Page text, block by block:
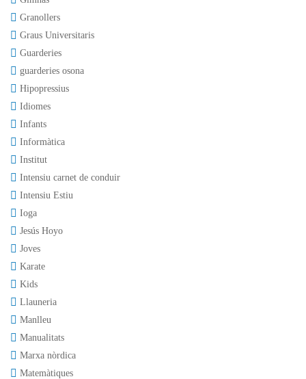
Granollers
Graus Universitaris
Guarderies
guarderies osona
Hipopressius
Idiomes
Infants
Informàtica
Institut
Intensiu carnet de conduir
Intensiu Estiu
Ioga
Jesús Hoyo
Joves
Karate
Kids
Llauneria
Manlleu
Manualitats
Marxa nòrdica
Matemàtiques